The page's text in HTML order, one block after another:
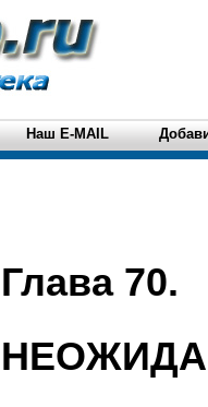
Наш E-MAIL
Глава 70.